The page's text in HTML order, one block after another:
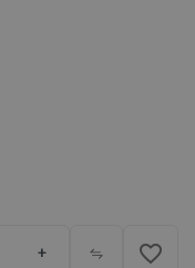
+ favorite_border